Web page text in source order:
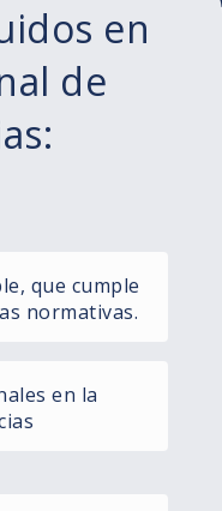
en
de
que cumple
normativas.
en la